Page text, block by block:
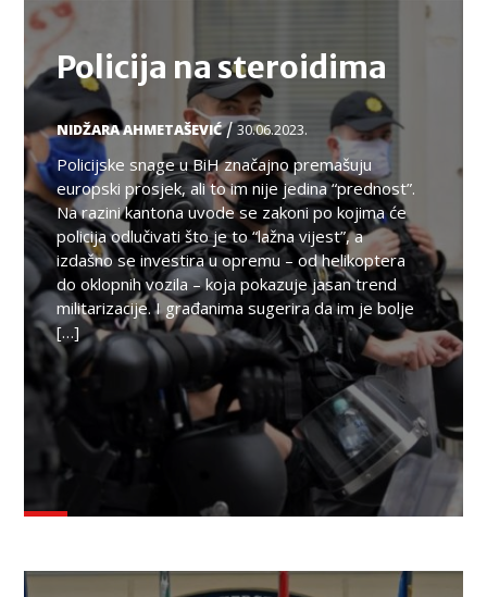
Policija na steroidima
NIDŽARA AHMETAŠEVIĆ/30.06.2023.
Policijske snage u BiH značajno premašuju
europski prosjek, ali to im nije jedina “prednost”.
Na razini kantona uvode se zakoni po kojima će
policija odlučivati što je to “lažna vijest”, a
izdašno se investira u opremu – od helikoptera
do oklopnih vozila – koja pokazuje jasan trend
militarizacije. I građanima sugerira da im je bolje
[…]